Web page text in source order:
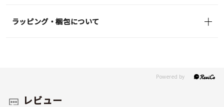
ラッピング・梱包について
レビュー